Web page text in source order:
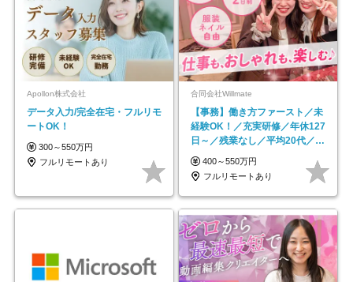
Apollon株式会社
データ入力/完全在宅・フルリモ
ートOK！
300～550万円
フルリモートあり
合同会社Willmate
【事務】働き方ファースト／未
経験OK！／充実研修／年休127
日～／残業なし／平均20代／リ
モートOK
400～550万円
フルリモートあり